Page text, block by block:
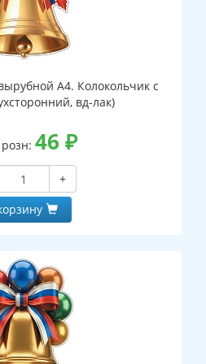
А4. Колокольчик с
вд-лак)
46 ₽
+